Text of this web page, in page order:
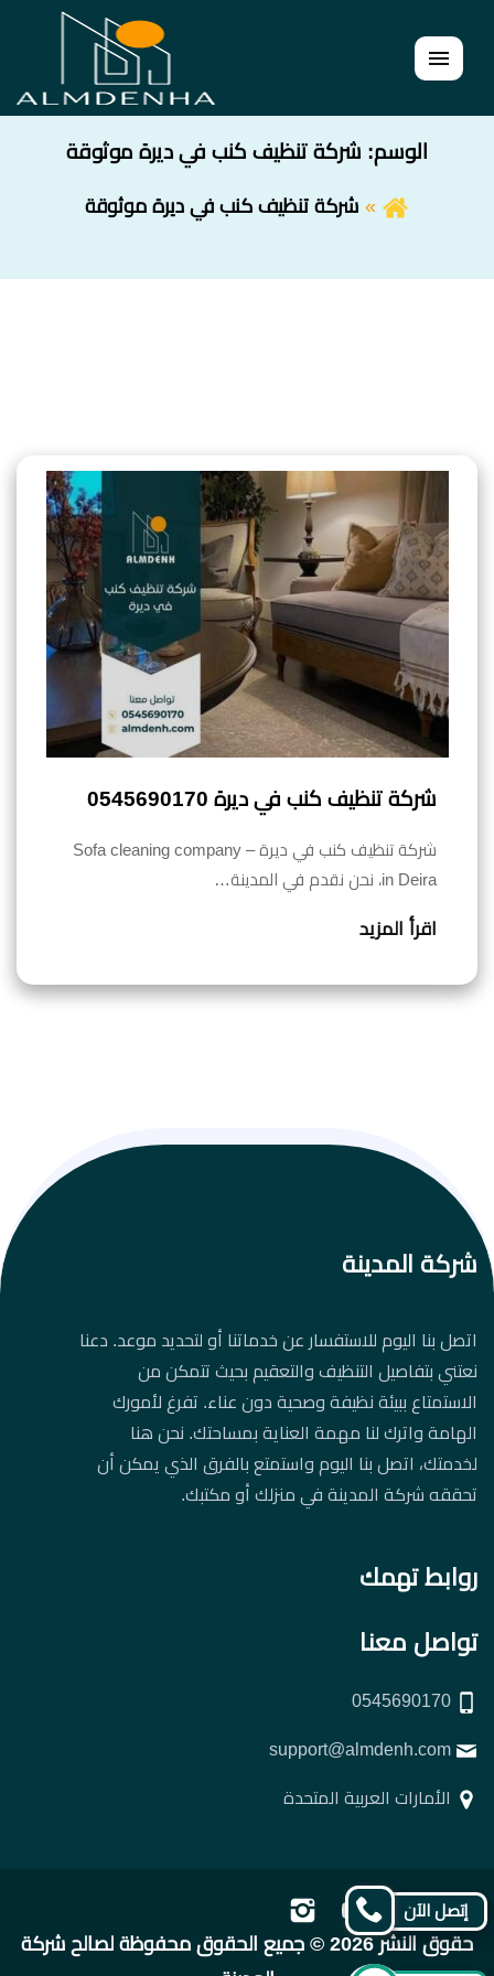
القائمة
الوسم: شركة تنظيف كنب في ديرة موثوقة
شركة تنظيف كنب في ديرة موثوقة
شركة تنظيف كنب في ديرة 0545690170
شركة تنظيف كنب في ديرة – Sofa cleaning company
in Deira، نحن نقدم في المدينة…
اقرأ المزيد
شركة المدينة
اتصل بنا اليوم للاستفسار عن خدماتنا أو لتحديد موعد. دعنا
نعتني بتفاصيل التنظيف والتعقيم بحيث تتمكن من
الاستمتاع ببيئة نظيفة وصحية دون عناء. تفرغ لأمورك
الهامة واترك لنا مهمة العناية بمساحتك. نحن هنا
لخدمتك، اتصل بنا اليوم واستمتع بالفرق الذي يمكن أن
تحققه شركة المدينة في منزلك أو مكتبك.
روابط تهمك
تواصل معنا
الأمارات العربية المتحدة
تابعنا
على
تابعنا
على
تابعنا
على
على
حقوق النشر 2026 © جميع الحقوق محفوظة لصالح شركة
إتصل الآن